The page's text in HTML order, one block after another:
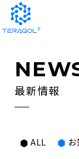
最新情報
ALL